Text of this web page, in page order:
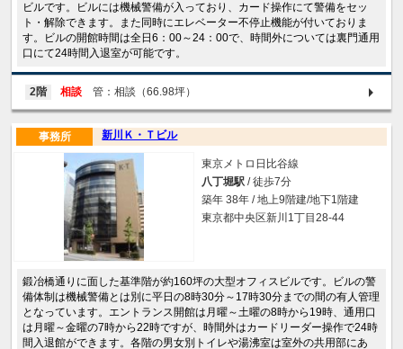
ビルです。ビルには機械警備が入っており、カード操作にて警備をセッ
ト・解除できます。また同時にエレベーター不停止機能が付いておりま
す。ビルの開館時間は全日6：00～24：00で、時間外については裏門通用
口にて24時間入退室が可能です。
2階 相談 管：相談（66.98坪）
新川Ｋ・Ｔビル
事務所
東京メトロ日比谷線
八丁堀駅 / 徒歩7分
築年 38年 / 地上9階建/地下1階建
東京都中央区新川1丁目28-44
鍛冶橋通りに面した基準階が約160坪の大型オフィスビルです。ビルの警
備体制は機械警備とは別に平日の8時30分～17時30分までの間の有人管理
となっています。エントランス開館は月曜～土曜の8時から19時、通用口
は月曜～金曜の7時から22時ですが、時間外はカードリーダー操作で24時
間入退館ができます。各階の男女別トイレや湯沸室は室外の共用部にあ